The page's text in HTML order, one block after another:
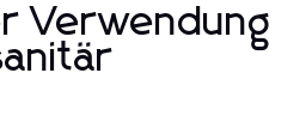
Verwendung